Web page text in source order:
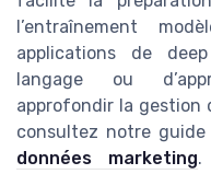
l’entraînement
applications de
langage ou
approfondir la gestion
consultez notre guide
données marketing.